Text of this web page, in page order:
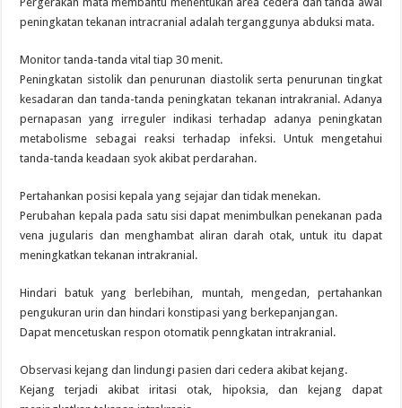
peningkatan tekanan intracranial adalah terganggunya abduksi mata.
Monitor tanda-tanda vital tiap 30 menit.
Peningkatan sistolik dan penurunan diastolik serta penurunan tingkat
kesadaran dan tanda-tanda peningkatan tekanan intrakranial. Adanya
pernapasan yang irreguler indikasi terhadap adanya peningkatan
metabolisme sebagai reaksi terhadap infeksi. Untuk mengetahui
tanda-tanda keadaan syok akibat perdarahan.
Pertahankan posisi kepala yang sejajar dan tidak menekan.
Perubahan kepala pada satu sisi dapat menimbulkan penekanan pada
vena jugularis dan menghambat aliran darah otak, untuk itu dapat
meningkatkan tekanan intrakranial.
Hindari batuk yang berlebihan, muntah, mengedan, pertahankan
pengukuran urin dan hindari konstipasi yang berkepanjangan.
Dapat mencetuskan respon otomatik penngkatan intrakranial.
Observasi kejang dan lindungi pasien dari cedera akibat kejang.
Kejang terjadi akibat iritasi otak, hipoksia, dan kejang dapat